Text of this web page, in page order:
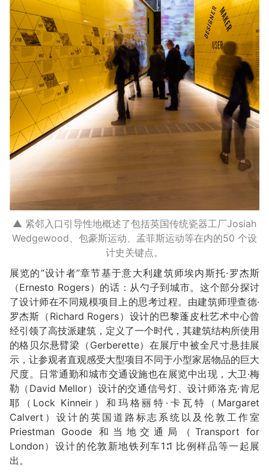
▲ 紧邻入口引导性地概述了包括英国传统瓷器工厂Josiah
Wedgewood、包豪斯运动、孟菲斯运动等在内的50 个设
计史关键点。
展览的“设计者”章节基于意大利建筑师埃内斯托·罗杰斯
（Ernesto Rogers）的话：从勺子到城市。这个部分探讨
了设计师在不同规模项目上的思考过程。由建筑师理查德·
罗杰斯（Richard Rogers）设计的巴黎蓬皮杜艺术中心曾
经引领了高技派建筑，定义了一个时代，其建筑结构所使用
的格贝尔悬臂梁（Gerberette）在展厅中被全尺寸悬挂展
示，让参观者直观感受大型项目不同于小型家居物品的巨大
尺度。日常通勤和城市交通设施也在展览中出现，大卫·梅
勒（David Mellor）设计的交通信号灯、设计师洛克·肯尼
耶（Lock Kinneir）和玛格丽特·卡瓦特（Margaret
Calvert）设计的英国道路标志系统以及伦敦工作室
Priestman Goode 和当地交通局（Transport for
London）设计的伦敦新地铁列车1∶1 比例样品等一起展
出。